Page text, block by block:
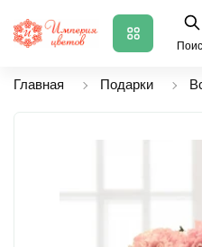
Главная Подарки